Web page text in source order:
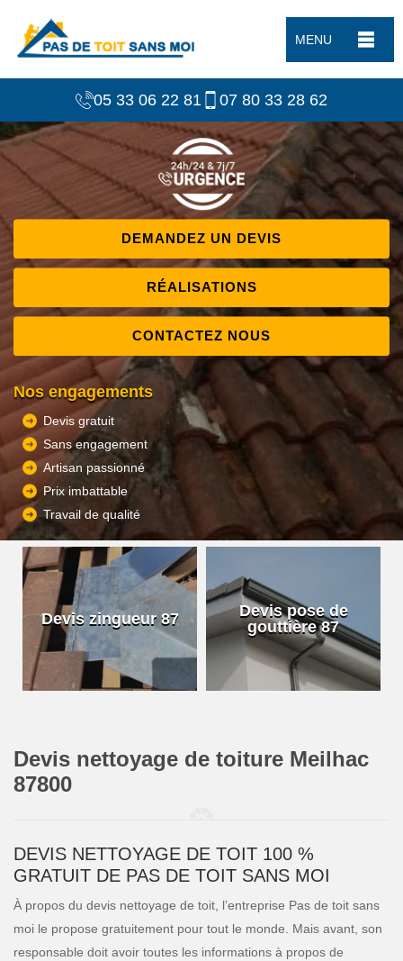
MENU
05 33 06 22 81 07 80 33 28 62
DEMANDEZ UN DEVIS
RÉALISATIONS
CONTACTEZ NOUS
Nos engagements
Devis gratuit
Sans engagement
Artisan passionné
Prix imbattable
Travail de qualité
Devis zingueur 87
Devis pose de
gouttière 87
Devis nettoyage de toiture Meilhac
87800
DEVIS NETTOYAGE DE TOIT 100 %
GRATUIT DE PAS DE TOIT SANS MOI
À propos du devis nettoyage de toit, l’entreprise Pas de toit sans
moi le propose gratuitement pour tout le monde. Mais avant, son
responsable doit avoir toutes les informations à propos de